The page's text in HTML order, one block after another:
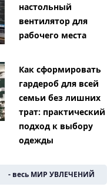
настольный
вентилятор для
рабочего места
Как сформировать
гардероб для всей
семьи без лишних
трат: практический
подход к выбору
одежды
- весь МИР УВЛЕЧЕНИЙ